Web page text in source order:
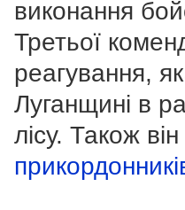
виконання
Третьої
реагування,
Луганщині в
лісу. Також він